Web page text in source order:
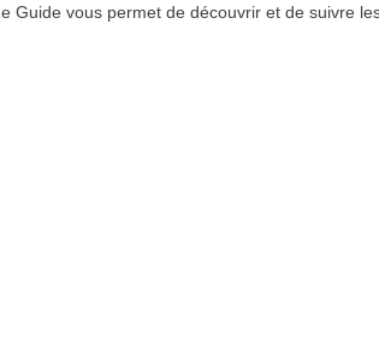
Guide vous permet de découvrir et de suivre